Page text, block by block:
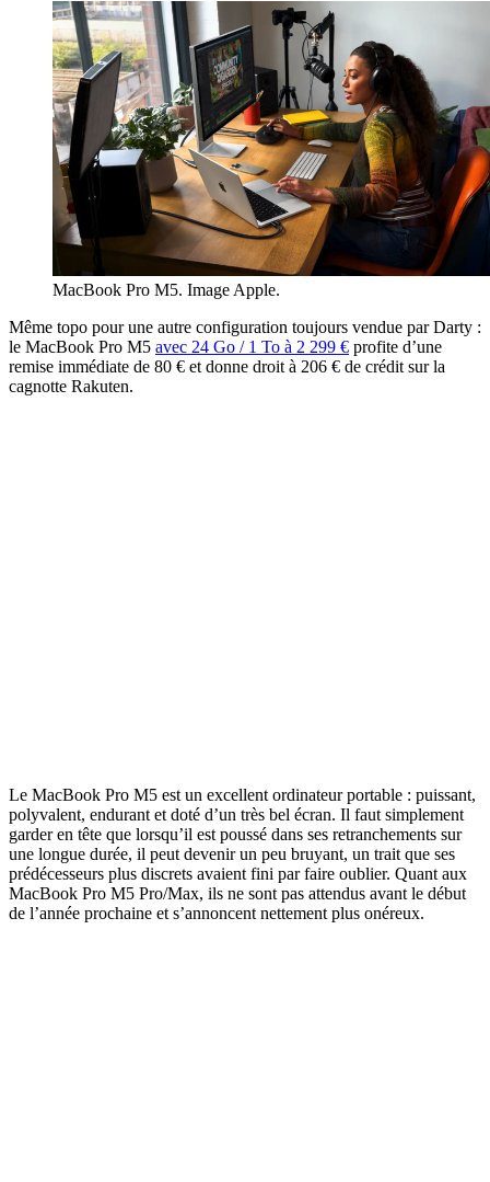
MacBook Pro M5. Image Apple.
Même topo pour une autre configuration toujours vendue par Darty :
le MacBook Pro M5 avec 24 Go / 1 To à 2 299 € profite d’une
remise immédiate de 80 € et donne droit à 206 € de crédit sur la
cagnotte Rakuten.
Le MacBook Pro M5 est un excellent ordinateur portable : puissant,
polyvalent, endurant et doté d’un très bel écran. Il faut simplement
garder en tête que lorsqu’il est poussé dans ses retranchements sur
une longue durée, il peut devenir un peu bruyant, un trait que ses
prédécesseurs plus discrets avaient fini par faire oublier. Quant aux
MacBook Pro M5 Pro/Max, ils ne sont pas attendus avant le début
de l’année prochaine et s’annoncent nettement plus onéreux.